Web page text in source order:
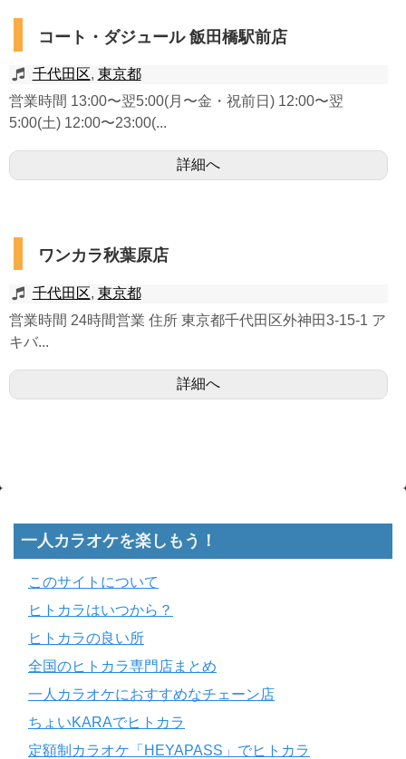
コート・ダジュール 飯田橋駅前店
千代田区, 東京都
営業時間 13:00〜翌5:00(月〜金・祝前日) 12:00〜翌
5:00(土) 12:00〜23:00(...
詳細へ
ワンカラ秋葉原店
千代田区, 東京都
営業時間 24時間営業 住所 東京都千代田区外神田3-15-1 ア
キバ...
詳細へ
一人カラオケを楽しもう！
このサイトについて
ヒトカラはいつから？
ヒトカラの良い所
全国のヒトカラ専門店まとめ
一人カラオケにおすすめなチェーン店
ちょいKARAでヒトカラ
定額制カラオケ「HEYAPASS」でヒトカラ